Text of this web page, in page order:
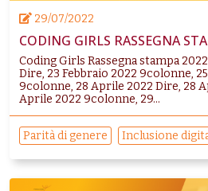
29/07/2022
CODING GIRLS RASSEGNA
Coding Girls Rassegna stampa
Dire, 23 Febbraio 2022 9colonne,
9colonne, 28 Aprile 2022 Dire, 28
Aprile 2022 9colonne, 29...
Parità di genere Inclusione